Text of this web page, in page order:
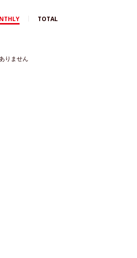
TOTAL
りません